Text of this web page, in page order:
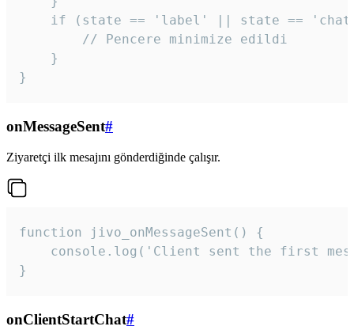
if (state == 'label' || state ==
        // Pencere minimize edildi
    }
}
onMessageSent#
Ziyaretçi ilk mesajını gönderdiğinde çalışır.
function jivo_onMessageSent() {
console.log('Client sent the first
}
onClientStartChat#